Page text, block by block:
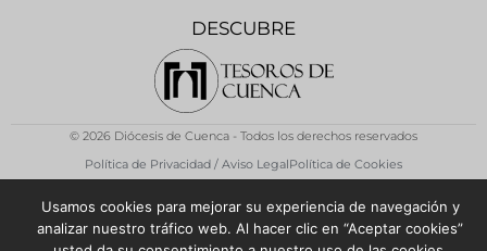
DESCUBRE
© 2026 Diócesis de Cuenca - Todos los derechos reservados
Política de Privacidad / Aviso LegalPolítica de Cookies
Usamos cookies para mejorar su experiencia de navegación y
analizar nuestro tráfico web. Al hacer clic en “Aceptar cookies”